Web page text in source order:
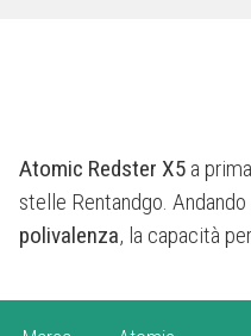
Atomic Redster X5 a
stelle Rentandgo.
polivalenza, la capacità